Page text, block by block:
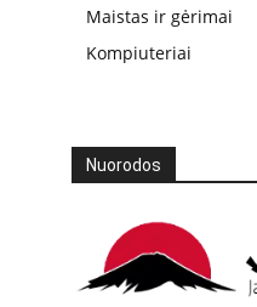
Maistas ir gėrimai
Kompiuteriai
Nuorodos